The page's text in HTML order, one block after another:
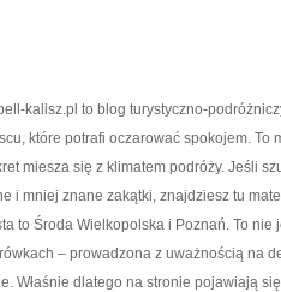
kalisz.pl to blog turystyczno-
które potrafi oczarować spokojem. To
miesza się z klimatem podróży. Jeśli
i mniej znane zakątki, znajdziesz tu
to Środa Wielkopolska i Poznań. To nie
– prowadzona z uważnością na
Właśnie dlatego na stronie pojawiają